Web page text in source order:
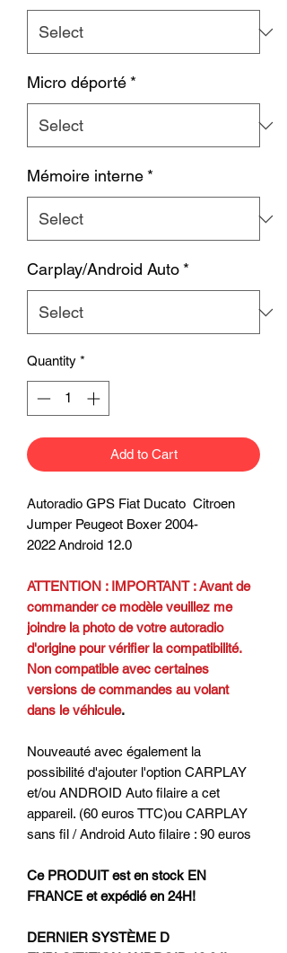
Micro déporté *
Mémoire interne *
Carplay/Android Auto *
Quantity *
Add to Cart
Autoradio GPS Fiat Ducato Citroen
Jumper Peugeot Boxer 2004-
2022 Android 12.0
ATTENTION : IMPORTANT : Avant de
commander ce modèle veuillez me
joindre la photo de votre autoradio
d'origine pour vérifier la compatibilité.
Non compatible avec certaines
versions de commandes au volant
dans le véhicule.
Nouveauté avec également la
possibilité d'ajouter l'option CARPLAY
et/ou ANDROID Auto filaire a cet
appareil. (60 euros TTC)ou CARPLAY
sans fil / Android Auto filaire : 90 euros
Ce PRODUIT est en stock EN
FRANCE et expédié en 24H!
DERNIER SYSTÈME D